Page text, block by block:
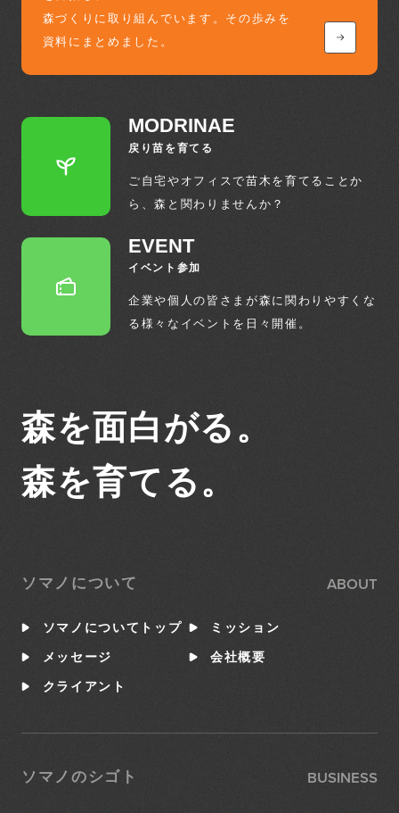
森づくりに取り組んでいます。その歩みを
資料にまとめました。
MODRINAE
戻り苗を育てる
ご自宅やオフィスで苗木を育てることか
ら、森と関わりませんか？
EVENT
イベント参加
企業や個人の皆さまが森に関わりやすくな
る 様々なイベントを日々開催。
森を面白がる。
森を育てる。
ソマノについて ABOUT
ソマノについてトップ ミッション
メッセージ 会社概要
クライアント
ソマノのシゴト BUSINESS